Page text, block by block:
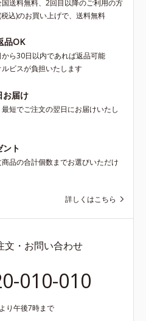
送料無料、2回目以降のご利用の方
込)のお買い上げで、送料無料
品OK
ら30日以内であれば返品可能
ビスが負担いたします
お届け
短でご注文の翌日にお届けいたし
ント
品の合計個数までお選びいただけ
詳しくはこちら
文・お問い合わせ
010-010
り午後7時まで